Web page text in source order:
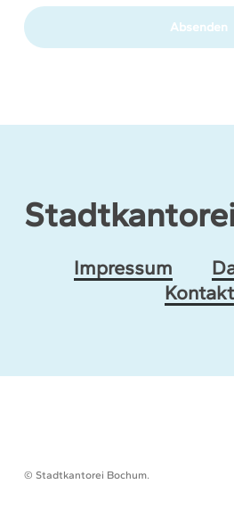
Impressum
Kontakt
© Stadtkantorei Bochum.